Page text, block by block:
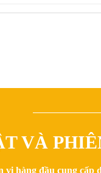
VÀ
vị hàng đầu cung cấp